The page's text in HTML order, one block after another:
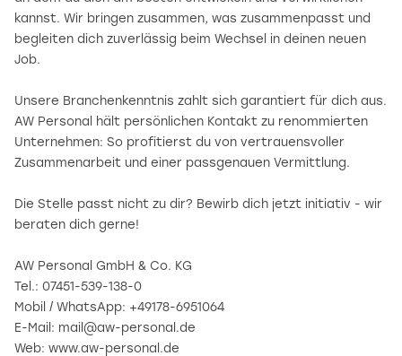
kannst. Wir bringen zusammen, was zusammenpasst und
begleiten dich zuverlässig beim Wechsel in deinen neuen
Job.
Unsere Branchenkenntnis zahlt sich garantiert für dich aus.
AW Personal hält persönlichen Kontakt zu renommierten
Unternehmen: So profitierst du von vertrauensvoller
Zusammenarbeit und einer passgenauen Vermittlung.
Die Stelle passt nicht zu dir? Bewirb dich jetzt initiativ - wir
beraten dich gerne!
AW Personal GmbH & Co. KG
Tel.: 07451-539-138-0
Mobil / WhatsApp: +49178-6951064
E-Mail: mail@aw-personal.de
Web: www.aw-personal.de